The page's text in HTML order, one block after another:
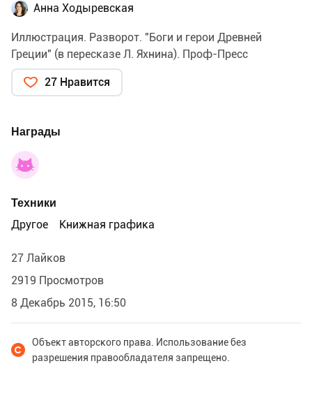
Анна Ходыревская
Иллюстрация. Разворот. "Боги и герои Древней
Греции" (в пересказе Л. Яхнина). Проф-Пресс
27 Нравится
Награды
Техники
Другое
Книжная графика
27 Лайков
2919 Просмотров
8 Декабрь 2015, 16:50
Объект авторского права. Использование без
разрешения правообладателя запрещено.